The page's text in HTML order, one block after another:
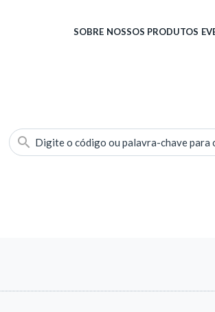
SOBRE NOSSOS PRODUTOS
Digite o código ou palavra-chave para